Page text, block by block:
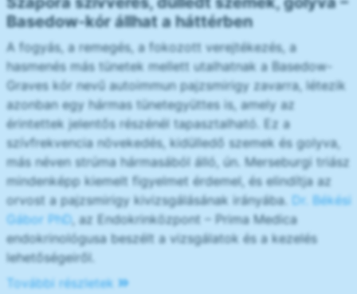
Basedow-kór állhat a háttérben
A fogyás, a remegés, a fokozott verejtékezés, a
hasmenés más tünetek mellett utalhatnak a Basedow-
Graves kór nevű autoimmun pajzsmirigy zavarra, létezik
azonban egy hármas tünetegyüttes is, amely az
érintettek jelentős részénél tapasztalható. Ez a
szívfrekvencia növekedés, kidülledő szemek és golyva,
más néven strúma hármasából álló, ún. Merseburgi triász
mindenképp kiemelt figyelmet érdemel, és elindítja az
orvost a pajzsmirigy kivizsgálásának irányába. Dr. Békési
Gábor PhD, az Endokrinközpont – Prima Medica
endokrinológusa beszélt a vizsgálatok és a kezelés
lehetőségeiről.
További részletek